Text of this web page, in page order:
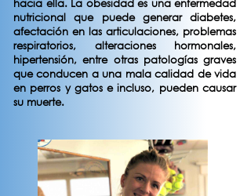
hacia ella. La obesidad es una enfermedad
nutricional que puede generar diabetes,
afectación en las articulaciones, problemas
respiratorios, alteraciones hormonales,
hipertensión, entre otras patologías graves
que conducen a una mala calidad de vida
en perros y gatos e incluso, pueden causar
su muerte.